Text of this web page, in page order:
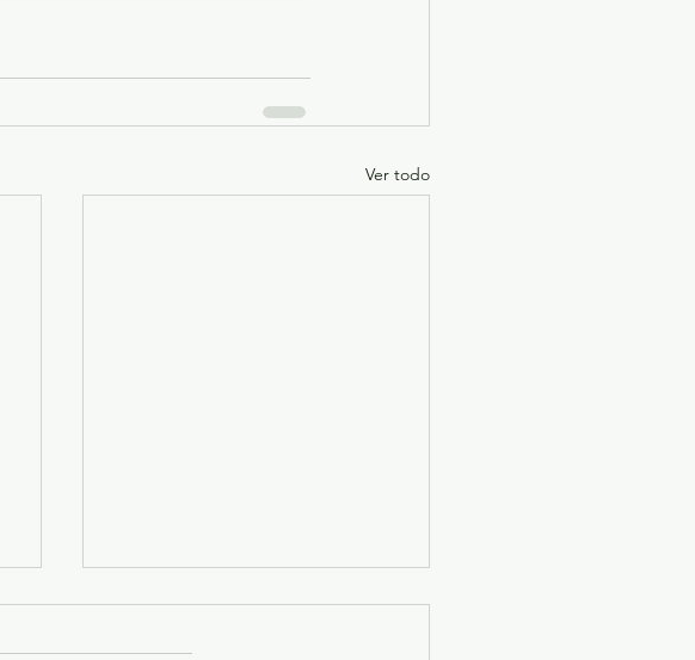
Ver todo